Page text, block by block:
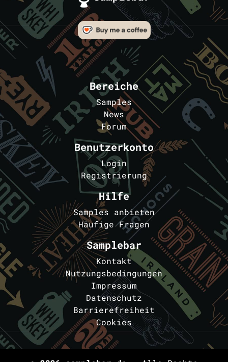
Bereiche
Samples
News
Forum
Benutzerkonto
Login
Registrierung
Hilfe
Samples anbieten
Häufige Fragen
Samplebar
Kontakt
Nutzungsbedingungen
Impressum
Datenschutz
Barrierefreiheit
Cookies